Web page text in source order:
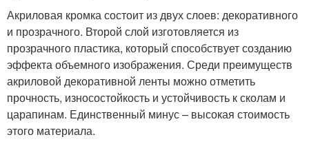
Акриловая кромка состоит из двух слоев: декоративного
и прозрачного. Второй слой изготовляется из
прозрачного пластика, который способствует созданию
эффекта объемного изображения. Среди преимуществ
акриловой декоративной ленты можно отметить
прочность, износостойкость и устойчивость к сколам и
царапинам. Единственный минус – высокая стоимость
этого материала.